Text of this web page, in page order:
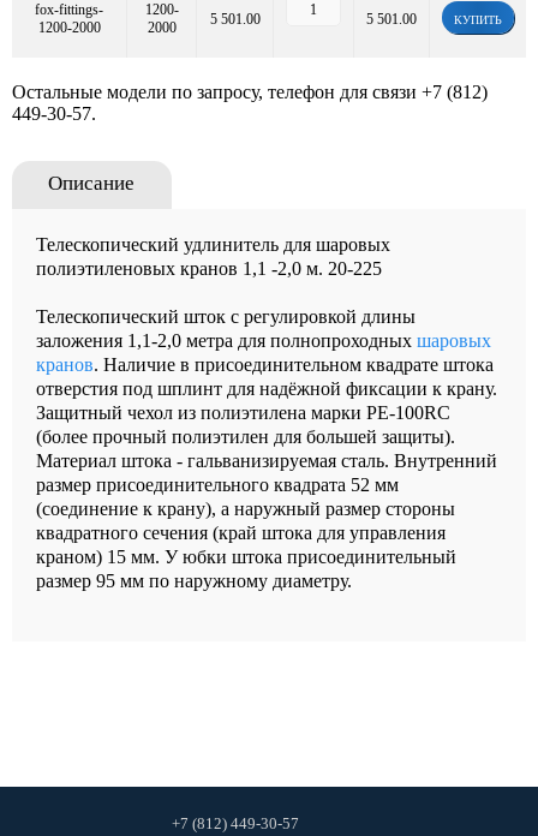
fox-fittings-
1200-2000
1200-
2000
5 501.00 5 501.00 КУПИТЬ
Остальные модели по запросу, телефон для связи +7 (812)
449-30-57.
Описание
Телескопический удлинитель для шаровых
полиэтиленовых кранов 1,1 -2,0 м. 20-225
Телескопический шток с регулировкой длины
заложения 1,1-2,0 метра для полнопроходных шаровых
кранов. Наличие в присоединительном квадрате штока
отверстия под шплинт для надёжной фиксации к крану.
Защитный чехол из полиэтилена марки PE-100RC
(более прочный полиэтилен для большей защиты).
Материал штока - гальванизируемая сталь. Внутренний
размер присоединительного квадрата 52 мм
(соединение к крану), а наружный размер стороны
квадратного сечения (край штока для управления
краном) 15 мм. У юбки штока присоединительный
размер 95 мм по наружному диаметру.
+7 (812) 449-30-57